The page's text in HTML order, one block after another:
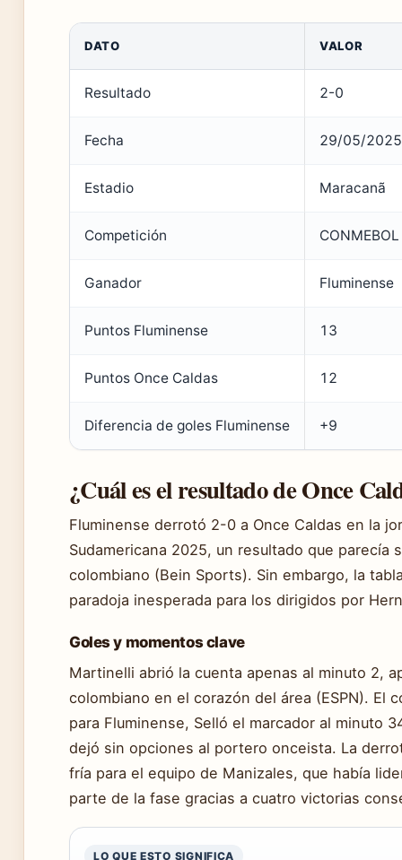
DATO VALOR
Resultado 2-0
Fecha 29/05/2025
Estadio Maracanã
Competición
Ganador Fluminense
Puntos Fluminense 13
Puntos Once Caldas 12
Diferencia de goles Fluminense +9
¿Cuál es el resultado de Once
Fluminense derrotó 2-0 a Once Caldas en la
Sudamericana 2025, un resultado que parecía
colombiano (Bein Sports). Sin embargo, la
paradoja inesperada para los dirigidos por
Goles y momentos clave
Martinelli abrió la cuenta apenas al minuto 2,
colombiano en el corazón del área (ESPN). El
para Fluminense, Selló el marcador al minuto
dejó sin opciones al portero onceista. La
fría para el equipo de Manizales, que había
parte de la fase gracias a cuatro victorias
LO QUE ESTO SIGNIFICA